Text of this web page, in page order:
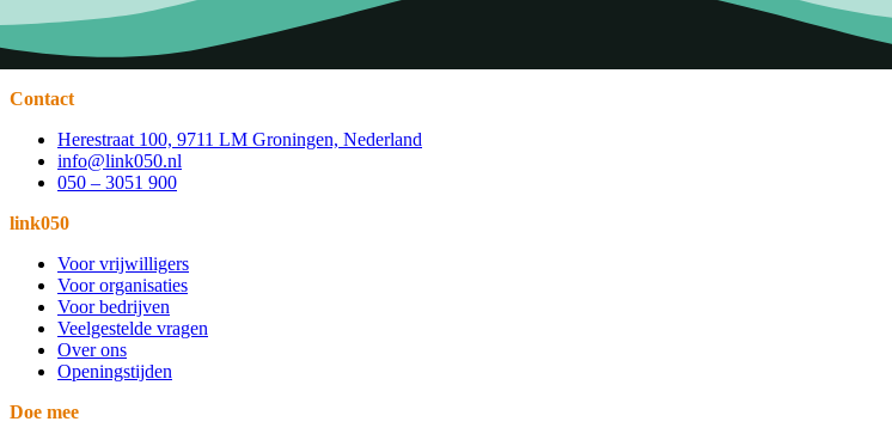
Contact
Herestraat 100, 9711 LM Groningen, Nederland
info@link050.nl
050 – 3051 900
link050
Voor vrijwilligers
Voor organisaties
Voor bedrijven
Veelgestelde vragen
Over ons
Openingstijden
Doe mee